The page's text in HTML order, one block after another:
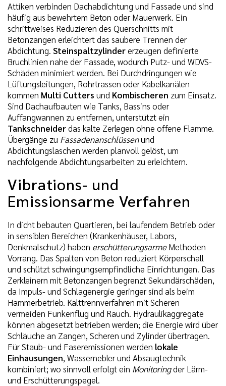
Attiken verbinden Dachabdichtung und Fassade und sind
häufig aus bewehrtem Beton oder Mauerwerk. Ein
schrittweises Reduzieren des Querschnitts mit
Betonzangen erleichtert das saubere Trennen der
Abdichtung. Steinspaltzylindererzeugen definierte
Bruchlinien nahe der Fassade, wodurch Putz- und WDVS-
Schäden minimiert werden. Bei Durchdringungen wie
Lüftungsleitungen, Rohrtrassen oder Kabelkanälen
kommen Multi Cutters und Kombischeren zum Einsatz.
Sind Dachaufbauten wie Tanks, Bassins oder
Auffangwannen zu entfernen, unterstützt ein
Tankschneiderdas kalte Zerlegen ohne offene Flamme.
Übergänge zu Fassadenanschlüssenund
Abdichtungslaschen werden planvoll gelöst, um
nachfolgende Abdichtungsarbeiten zu erleichtern.
Vibrations- und
Emissionsarme Verfahren
In dicht bebauten Quartieren, bei laufendem Betrieb oder
in sensiblen Bereichen (Krankenhäuser, Labors,
Denkmalschutz) haben erschütterungsarmeMethoden
Vorrang. Das Spalten von Beton reduziert Körperschall
und schützt schwingungsempfindliche Einrichtungen. Das
Zerkleinern mit Betonzangen begrenzt Sekundärschäden,
da Impuls- und Schlagenergie geringer sind als beim
Hammerbetrieb. Kalttrennverfahren mit Scheren
vermeiden Funkenflug und Rauch. Hydraulikaggregate
können abgesetzt betrieben werden; die Energie wird über
Schläuche an Zangen, Scheren und Zylinder übertragen.
Für Staub- und Faseremissionen werden lokale
Einhausungen, Wassernebler und Absaugtechnik
kombiniert; wo sinnvoll erfolgt ein Monitoringder Lärm-
und Erschütterungspegel.